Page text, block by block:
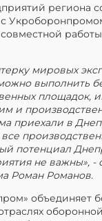
региона
с
мировых
выполнить
площадок,
и
приехали в
потенциал
не важны», -
Роман Романов.
объединяет